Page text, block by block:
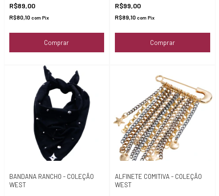
R$89,00
R$80,10com Pix
Comprar
R$99,00
R$89,10com Pix
Comprar
BANDANA RANCHO - COLEÇÃO
WEST
ALFINETE COMITIVA - COLEÇÃO
WEST